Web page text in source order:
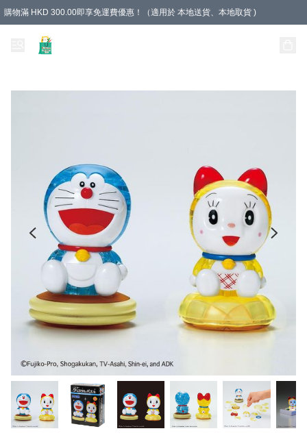
購物滿 HKD 300.00即享免運費優惠！（適用於 本地送貨、本地取貨 )